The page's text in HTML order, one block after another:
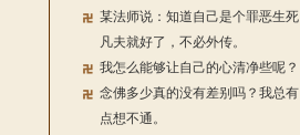
某法师说：知道自己是个罪恶生死
凡夫就好了，不必外传。
我怎么能够让自己的心清净些呢？
念佛多少真的没有差别吗？我总有
点想不通。